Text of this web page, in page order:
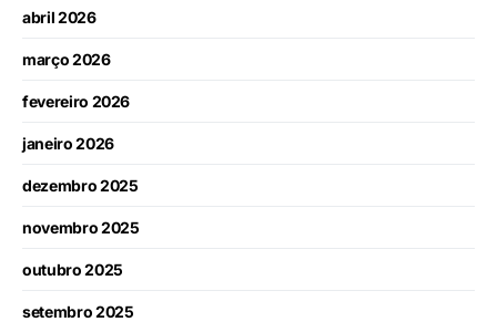
abril 2026
março 2026
fevereiro 2026
janeiro 2026
dezembro 2025
novembro 2025
outubro 2025
setembro 2025